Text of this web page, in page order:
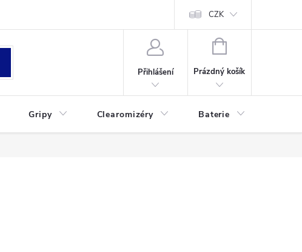
CZK
Přihlášení
NÁKUPNÍ
Prázdný košík
Gripy Clearomizéry Baterie